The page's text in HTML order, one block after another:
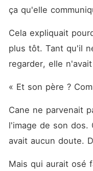
ça qu'elle
Cela expliquait
plus tôt. Tant qu'il
regarder, elle
« Et son père ?
Cane ne parvenait
l'image de son dos.
avait aucun doute.
Mais qui aurait osé